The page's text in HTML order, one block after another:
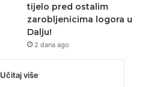
tijelo pred ostalim
zarobljenicima logora u
Dalju!
2 dana ago
Učitaj više